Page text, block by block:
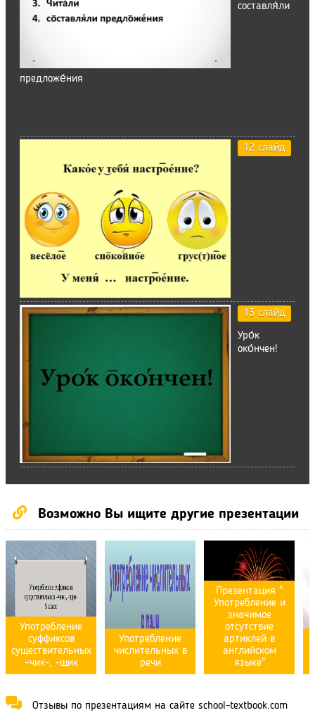
составля́ли
предложе́ния
12 слайд
13 слайд
Уро́к
око́нчен!
Возможно Вы ищите другие презентации
Употребление
суффиксов
существительных
–чик-, -щик
Употребление
числительных в
речи
Презентация "
Употребление и
значимое
отсутствие
артиклей в
английском
языке"
Отзывы по презентациям на сайте school-textbook.com